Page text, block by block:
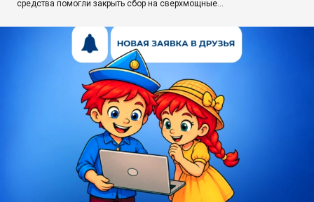
средства помогли закрыть сбор на сверхмощные…